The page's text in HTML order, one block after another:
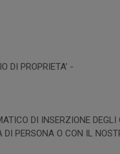
DI PROPRIETA’ -
DI INSERZIONE
PERSONA O CON IL